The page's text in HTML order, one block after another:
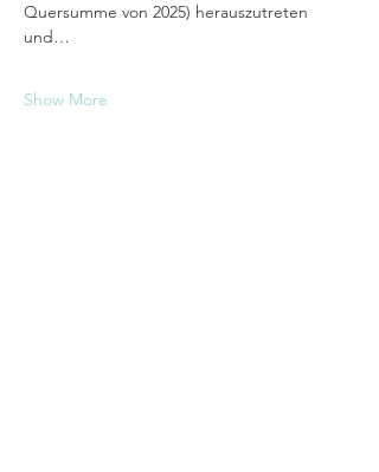
Quersumme von 2025) herauszutreten
und…
Show More